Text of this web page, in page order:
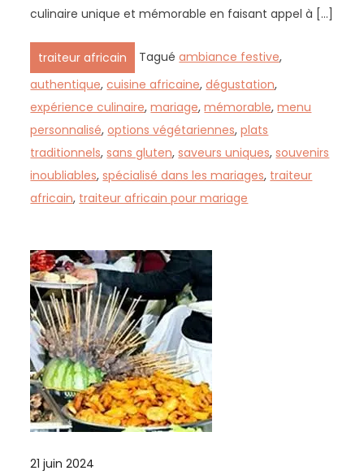
culinaire unique et mémorable en faisant appel à […]
traiteur africain Taguéambiance festive,
authentique,cuisine africaine,dégustation,
expérience culinaire,mariage,mémorable,menu
personnalisé,options végétariennes,plats
traditionnels,sans gluten,saveurs uniques,souvenirs
inoubliables,spécialisé dans les mariages, traiteur
africain, traiteur africain pour mariage
21 juin 2024